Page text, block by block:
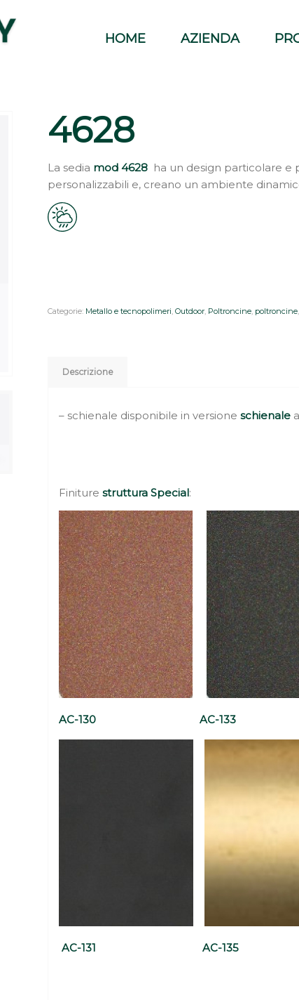
HOME AZIENDA
4628
La sedia mod 4628 ha un design particolare e
personalizzabili e, creano un ambiente
Categorie: Metallo e tecnopolimeri,Outdoor, Poltroncine, poltroncine,
Descrizione
– schienale disponibile in versioneschienale
Finiture struttura Special:
AC-130 AC-133
AC-131 AC-135